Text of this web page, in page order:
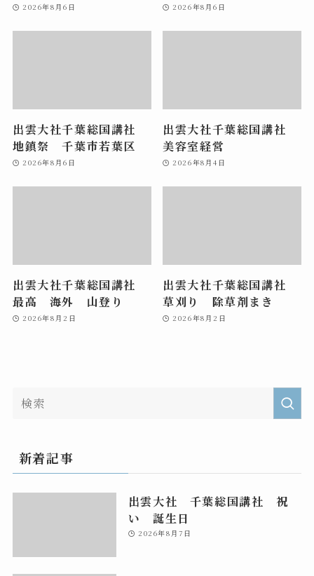
2026年8月6日 2026年8月6日
出雲大社千葉総国講社
地鎮祭 千葉市若葉区
2026年8月6日
出雲大社千葉総国講社
美容室経営
2026年8月4日
出雲大社千葉総国講社
最高 海外 山登り
2026年8月2日
出雲大社千葉総国講社
草刈り 除草剤まき
2026年8月2日
新着記事
出雲大社 千葉総国講社 祝
い 誕生日
2026年8月7日